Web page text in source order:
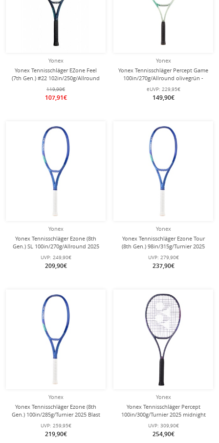
Yonex
Yonex Tennisschläger EZone Feel
(7th Gen.) #22 102in/250g/Allround
himmelblau - besaitet -
119,90€
107,91€
Yonex
Yonex Tennisschläger Percept Game
100in/270g/Allround olivegrün -
unbesaitet -
eUVP: 229,95€
149,90€
Yonex
Yonex Tennisschläger Ezone (8th
Gen.) SL 100in/270g/Allround 2025
blau - unbesaitet -
UVP: 249,90€
209,90€
Yonex
Yonex Tennisschläger Ezone Tour
(8th Gen.) 98in/315g/Turnier 2025
blau - unbesaitet -
UVP: 279,90€
237,90€
Yonex
Yonex Tennisschläger Ezone (8th
Gen.) 100in/285g/Turnier 2025 Blast
blau - unbesaitet -
UVP: 259,95€
219,90€
Yonex
Yonex Tennisschläger Percept
100in/300g/Turnier 2025 midnight
navyblau - unbesaitet -
UVP: 309,90€
254,90€